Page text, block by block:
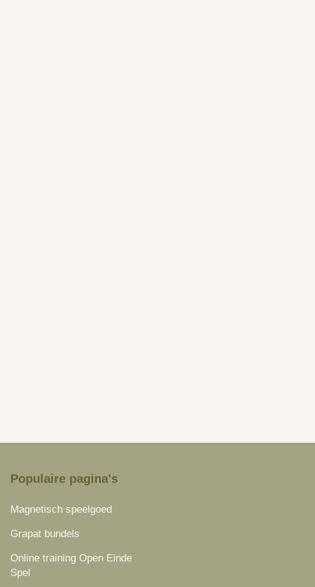
Populaire pagina's
Magnetisch speelgoed
Grapat bundels
Online training Open Einde
Spel